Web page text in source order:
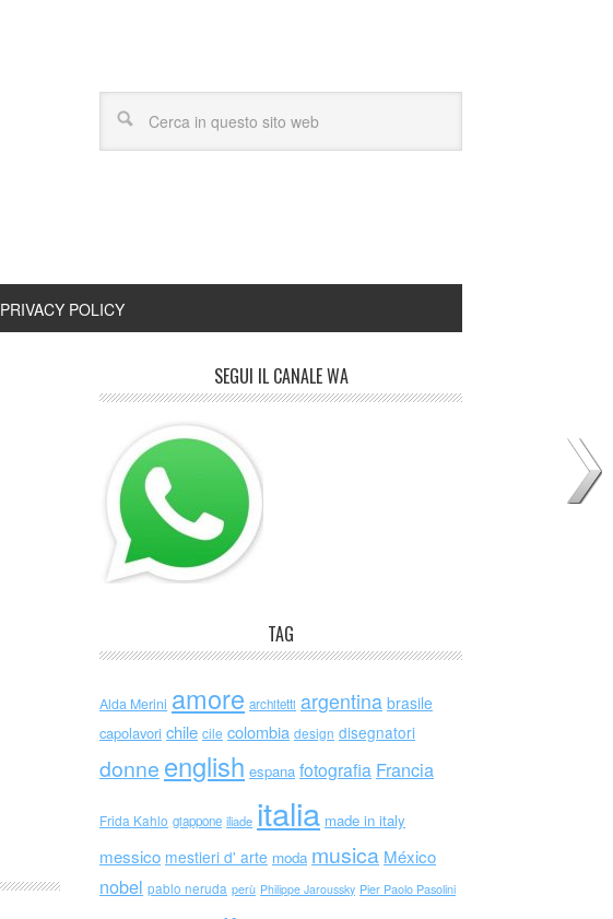
PRIVACY POLICY
SEGUI IL CANALE WA
TAG
Alda Merini amore architetti argentina brasile
capolavori chile cile colombia design disegnatori
donne english espana fotografia Francia
Frida Kahlo giappone iliade italia made in italy
messico mestieri d' arte moda musica México
nobel pablo neruda perù Philippe Jaroussky Pier Paolo Pasolini